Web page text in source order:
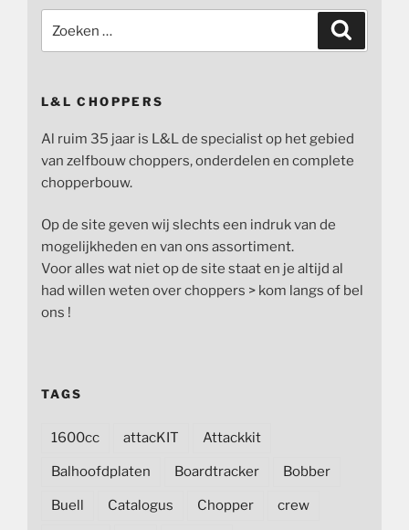
naar:
L&L CHOPPERS
Al ruim 35 jaar is L&L de specialist op het gebied
van zelfbouw choppers, onderdelen en complete
chopperbouw.
Op de site geven wij slechts een indruk van de
mogelijkheden en van ons assortiment.
Voor alles wat niet op de site staat en je altijd al
had willen weten over choppers > kom langs of bel
ons !
TAGS
1600cc attacKIT Attackkit
Balhoofdplaten Boardtracker Bobber
Buell Catalogus Chopper crew